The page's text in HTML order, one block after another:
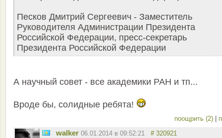
Песков Дмитрий Сергеевич - Заместитель
Руководителя Администрации Президента
Российской Федерации, пресс-секретарь
Президента Российской Федерации
А научный совет - все академики РАН и тп...
Вроде бы, солидные ребята!
поощрить (2)
walker 06.01.2014 в 09:52:21 # 320921